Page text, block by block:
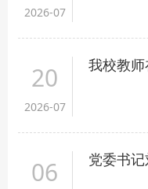
2026-07
20
2026-07
我校教师在《重庆
06 党委书记刘嗣方在《